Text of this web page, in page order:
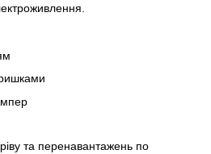
та перенавантажень по